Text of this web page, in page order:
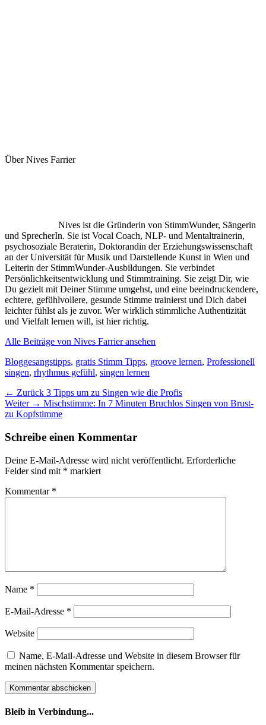
Über Nives Farrier
Nives ist die Gründerin von StimmWunder, Sängerin
und SprecherIn. Sie ist Vocal Coach, NLP- und Mentaltrainerin,
psychosoziale Beraterin, Doktorandin der Erziehungswissenschaft
an der Universität für Musik und Darstellende Kunst in Wien und
Leiterin der StimmWunder-Ausbildungen. Sie verbindet
Persönlichkeitsentwicklung und Stimmtraining. Sie zeigt Dir, wie
Du gezielt mit Deiner Stimme umgehst, und eine beeindruckendere,
echtere, gefühlvollere, gesunde Stimme trainierst und Dich dabei
leichter fühlst als je zuvor. Wer wirklich stimmliche Authentizität
und Vielfalt lernen will, ist hier richtig.
Alle Beiträge von Nives Farrier ansehen
Kategorien
BlogSchlagworte
gesangstipps, gratis Stimm Tipps, groove lernen, Professionell
singen, rhythmus gefühl, singen lernen
Beitragsnavigation
← Zurück Vorheriger
Beitrag:
3 Tipps um zu Singen wie die Profis
Weiter → Nächster
Beitrag:
Mischstimme: In 7 Minuten Bruchlos Singen von Brust-
zu Kopfstimme
Schreibe einen Kommentar
Deine E-Mail-Adresse wird nicht veröffentlicht. Erforderliche
Felder sind mit * markiert
Kommentar *
Name *
E-Mail-Adresse *
Website
Name, E-Mail-Adresse und Website in diesem Browser für
meinen nächsten Kommentar speichern.
Bleib in Verbindung...